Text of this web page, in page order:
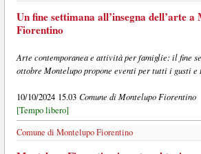
Un fine settimana all’insegna dell’arte a
Fiorentino
Arte contemporanea e attività per famiglie: il fine
ottobre Montelupo propone eventi per tutti i gusti e
10/10/2024 15.03 Comune di Montelupo Fiorentino
[Tempo libero]
Comune di Montelupo Fiorentino